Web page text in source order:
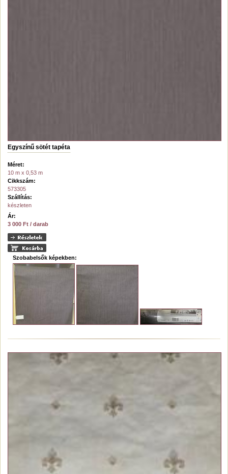
Egyszínű sötét tapéta
Méret:
10 m x 0,53 m
Cikkszám:
573305
Szállítás:
készleten
Ár:
3 000 Ft / darab
Szobabelsők képekben: